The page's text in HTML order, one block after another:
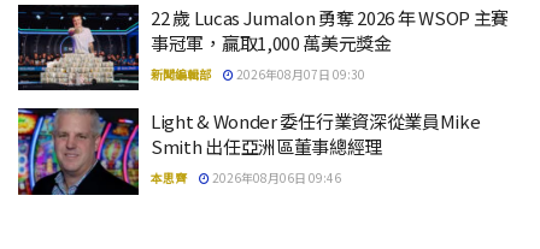
22 歲 Lucas Jumalon 勇奪 2026 年 WSOP 主賽
事冠軍，贏取1,000 萬美元獎金
新聞編輯部 2026年08月07日 09:30
Light & Wonder 委任行業資深從業員Mike
Smith 出任亞洲區董事總經理
本思齊 2026年08月06日 09:46